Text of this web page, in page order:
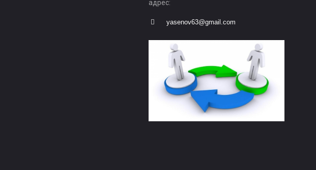
адрес:
yasenov63@gmail.com